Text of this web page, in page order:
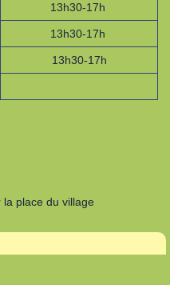
13h30-17h
13h30-17h
13h30-17h
place du village